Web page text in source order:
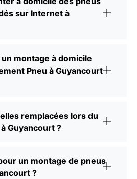
sur Internet à
montage à domicile
Pneu à Guyancourt
remplacées lors du
Guyancourt ?
un montage de pneus
?